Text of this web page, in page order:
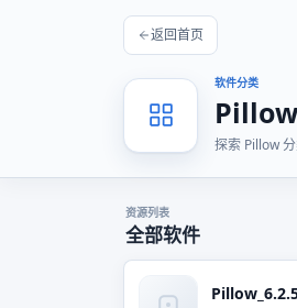
返回首页
软件分类
Pillow
探索 Pillow
资源列表
全部软件